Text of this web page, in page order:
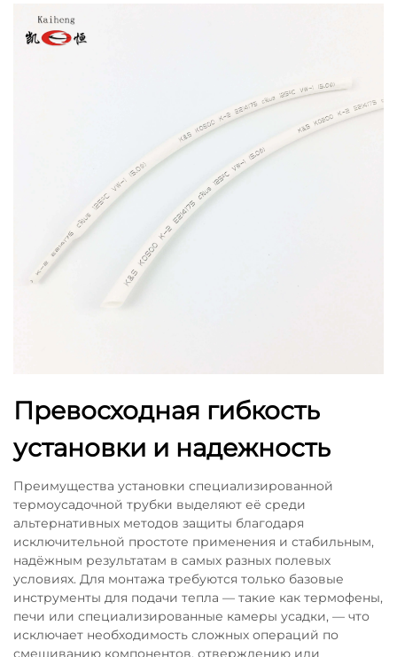
Превосходная гибкость
установки и надежность
Преимущества установки специализированной
термоусадочной трубки выделяют её среди
альтернативных методов защиты благодаря
исключительной простоте применения и стабильным,
надёжным результатам в самых разных полевых
условиях. Для монтажа требуются только базовые
инструменты для подачи тепла — такие как термофены,
печи или специализированные камеры усадки, — что
исключает необходимость сложных операций по
смешиванию компонентов, отверждению или